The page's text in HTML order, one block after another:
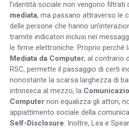
l’identità sociale non vengono filtrati
mediata, ma passano attraverso le
delle persone che hanno
tramite indicatori inclusi nei
le firme elettroniche. Proprio perché
Mediata da Computer, al contrario
RSC, permette il passaggio di certi
nonostante la scarsa larghezza di
intrinseca al mezzo, la
Computer non equalizza gli attori,
appiattimento sociale della
Self-Disclosure. Inoltre, Lea e